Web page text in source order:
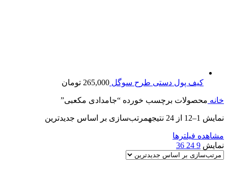
کیف پول دستی طرح سوگل 265,000 تومان
خانه محصولات برچسب خورده “جامدادی مکعبی”
نمایش 1–12 از 24 نتیجه مرتب‌سازی بر اساس جدیدترین
مشاهده فیلترها
نمایش 9
24
36